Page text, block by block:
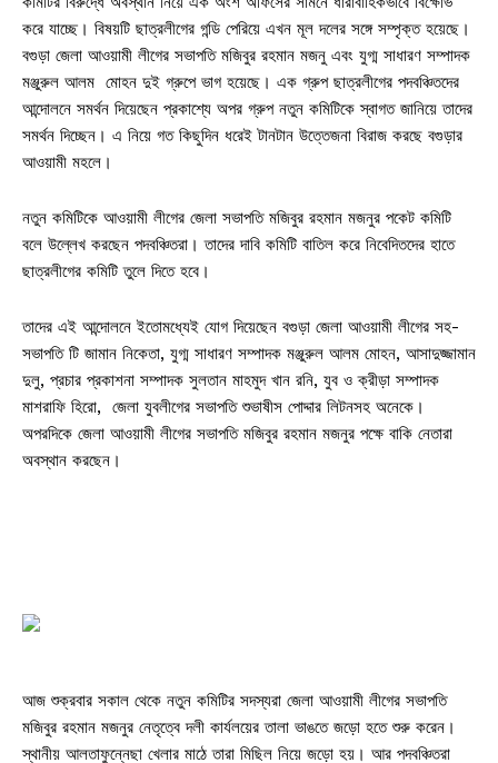
করে যাচ্ছে। বিষয়টি ছাত্রলীগের গন্ডি পেরিয়ে এখন মূল দলের সঙ্গে সম্পৃক্ত হয়েছে।
বগুড়া জেলা আওয়ামী লীগের সভাপতি মজিবুর রহমান মজনু এবং যুগ্ম সাধারণ সম্পাদক
মঞ্জুরুল আলম মোহন দুই গ্রুপে ভাগ হয়েছে। এক গ্রুপ ছাত্রলীগের পদবঞ্চিতদের
আন্দোলনে সমর্থন দিয়েছেন প্রকাশ্যে অপর গ্রুপ নতুন কমিটিকে স্বাগত জানিয়ে তাদের
সমর্থন দিচ্ছেন। এ নিয়ে গত কিছুদিন ধরেই টানটান উত্তেজনা বিরাজ করছে বগুড়ার
আওয়ামী মহলে।
নতুন কমিটিকে আওয়ামী লীগের জেলা সভাপতি মজিবুর রহমান মজনুর পকেট কমিটি
বলে উল্লেখ করছেন পদবঞ্চিতরা। তাদের দাবি কমিটি বাতিল করে নিবেদিতদের হাতে
ছাত্রলীগের কমিটি তুলে দিতে হবে।
তাদের এই আন্দোলনে ইতোমধ্যেই যোগ দিয়েছেন বগুড়া জেলা আওয়ামী লীগের সহ-
সভাপতি টি জামান নিকেতা, যুগ্ম সাধারণ সম্পাদক মঞ্জুরুল আলম মোহন, আসাদুজ্জামান
দুলু, প্রচার প্রকাশনা সম্পাদক সুলতান মাহমুদ খান রনি, যুব ও ক্রীড়া সম্পাদক
মাশরাফি হিরো, জেলা যুবলীগের সভাপতি শুভাষীস পোদ্দার লিটনসহ অনেকে।
অপরদিকে জেলা আওয়ামী লীগের সভাপতি মজিবুর রহমান মজনুর পক্ষে বাকি নেতারা
অবস্থান করছেন।
আজ শুক্রবার সকাল থেকে নতুন কমিটির সদস্যরা জেলা আওয়ামী লীগের সভাপতি
মজিবুর রহমান মজনুর নেতৃত্বে দলী কার্যলয়ের তালা ভাঙতে জড়ো হতে শুরু করেন।
স্থানীয় আলতাফুন্নেছা খেলার মাঠে তারা মিছিল নিয়ে জড়ো হয়। আর পদবঞ্চিতরা